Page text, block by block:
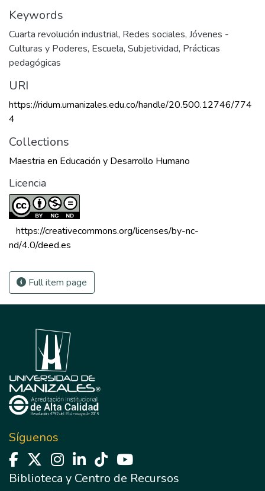
Keywords
Cuarta revolución industrial, Redes sociales, Jóvenes -
Culturas y Poderes, Escuela, Subjetividad, Prácticas
pedagógicas
URI
https://ridum.umanizales.edu.co/handle/20.500.12746/774
4
Collections
Maestria en Educación y Desarrollo Humano
Licencia
https://creativecommons.org/licenses/by-nc-
nd/4.0/deed.es
Full item page
Síguenos
Biblioteca y Centro de Recursos